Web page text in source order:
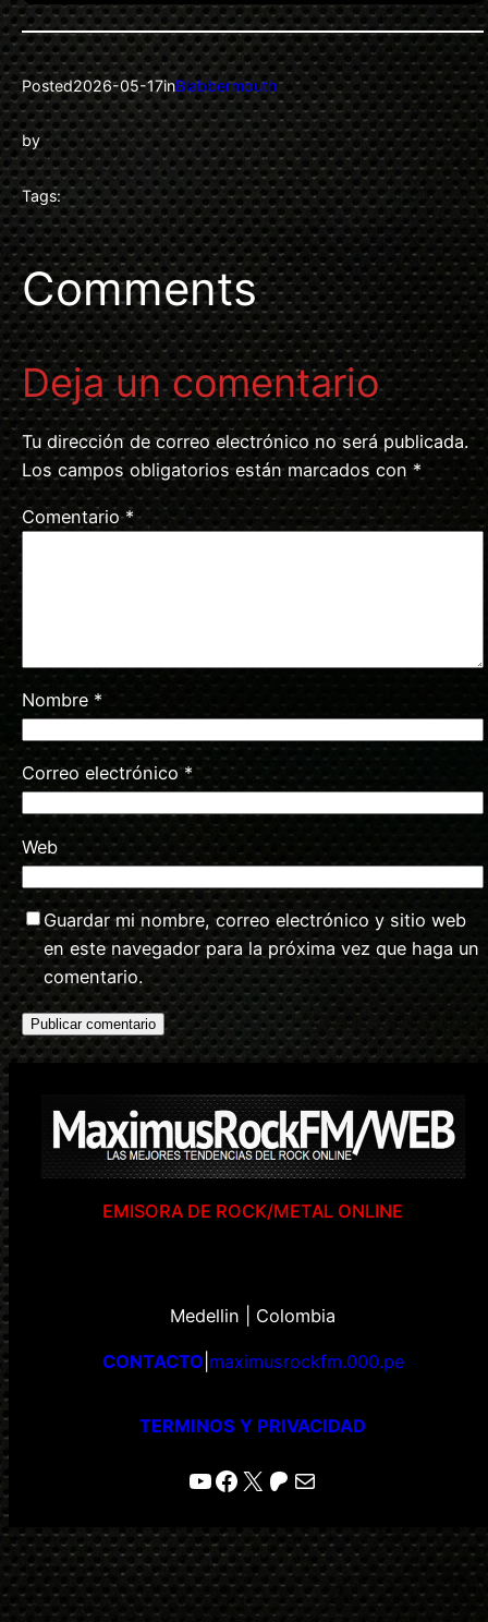
Posted2026-05-17inBlabbermouth
by
Tags:
Comments
Deja un comentario
Tu dirección de correo electrónico no será publicada.
Los campos obligatorios están marcados con*
Comentario*
Nombre *
Correo electrónico*
Web
Guardar mi nombre, correo electrónico y sitio web
en este navegador para la próxima vez que haga un
comentario.
EMISORA DE ROCK/METAL ONLINE
Medellin | Colombia
CONTACTO maximusrockfm.000.pe
TERMINOS Y PRIVACIDAD
YouTube
Facebook
X Patreon
Correo electrónico